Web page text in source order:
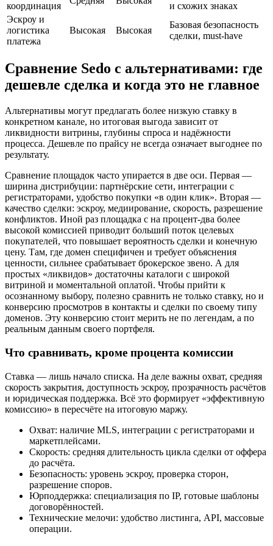
координация
и схожих знаках
Эскроу и
логистика
платежа
Высокая Высокая
Базовая безопасность
сделки, must‑have
Сравнение Sedo с альтернативами: где
дешевле сделка и когда это не главное
Альтернативы могут предлагать более низкую ставку в
конкретном канале, но итоговая выгода зависит от
ликвидности витрины, глубины спроса и надёжности
процесса. Дешевле по прайсу не всегда означает выгоднее по
результату.
Сравнение площадок часто упирается в две оси. Первая —
ширина дистрибуции: партнёрские сети, интеграции с
регистраторами, удобство покупки «в один клик». Вторая —
качество сделки: эскроу, медиирование, скорость, разрешение
конфликтов. Иной раз площадка с на процент‑два более
высокой комиссией приводит больший поток целевых
покупателей, что повышает вероятность сделки и конечную
цену. Там, где домен специфичен и требует объяснения
ценности, сильнее срабатывает брокерское звено. А для
простых «ликвидов» достаточны каталоги с широкой
витриной и моментальной оплатой. Чтобы прийти к
осознанному выбору, полезно сравнить не только ставку, но и
конверсию просмотров в контакты и сделки по своему типу
доменов. Эту конверсию стоит мерить не по легендам, а по
реальным данным своего портфеля.
Что сравнивать, кроме процента комиссии
Ставка — лишь начало списка. На деле важны охват, средняя
скорость закрытия, доступность эскроу, прозрачность расчётов
и юридическая поддержка. Всё это формирует «эффективную
комиссию» в пересчёте на итоговую маржу.
Охват: наличие MLS, интеграции с регистраторами и
маркетплейсами.
Скорость: средняя длительность цикла сделки от оффера
до расчёта.
Безопасность: уровень эскроу, проверка сторон,
разрешение споров.
Юрподдержка: специализация по IP, готовые шаблоны
договорённостей.
Технические мелочи: удобство листинга, API, массовые
операции.